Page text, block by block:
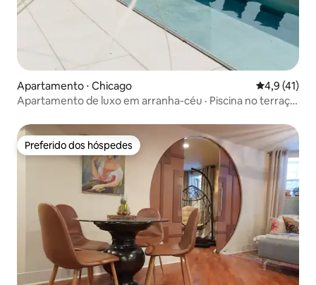
Apartamento ⋅ Chicago 4,9 de uma
4,9 (41)
Apartamento de luxo em arranha-céu · Piscina no terraço
Preferido dos hóspedes
Preferido dos hóspedes